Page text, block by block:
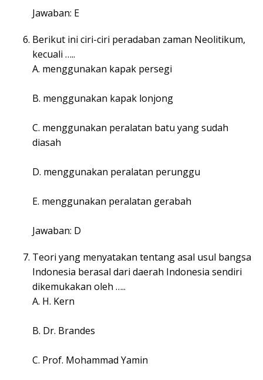
Jawaban: E
Berikut ini ciri-ciri peradaban zaman Neolitikum,
kecuali …..
A. menggunakan kapak persegi
B. menggunakan kapak lonjong
C. menggunakan peralatan batu yang sudah
diasah
D. menggunakan peralatan perunggu
E. menggunakan peralatan gerabah
Jawaban: D
Teori yang menyatakan tentang asal usul bangsa
Indonesia berasal dari daerah Indonesia sendiri
dikemukakan oleh …..
A. H. Kern
B. Dr. Brandes
C. Prof. Mohammad Yamin